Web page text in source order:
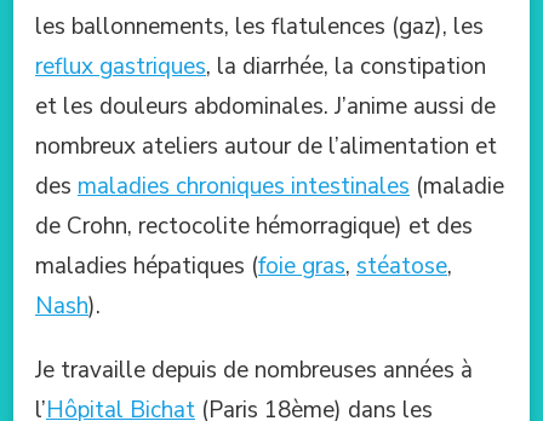
les ballonnements, les flatulences (gaz), les
reflux gastriques, la diarrhée, la constipation
et les douleurs abdominales. J’anime aussi de
nombreux ateliers autour de l’alimentation et
des maladies chroniques intestinales (maladie
de Crohn, rectocolite hémorragique) et des
maladies hépatiques (foie gras, stéatose,
Nash).
Je travaille depuis de nombreuses années à
l’Hôpital Bichat (Paris 18ème) dans les